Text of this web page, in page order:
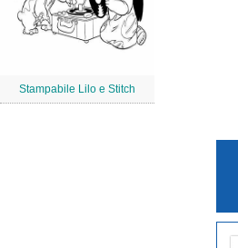
Stampabile Lilo e Stitch